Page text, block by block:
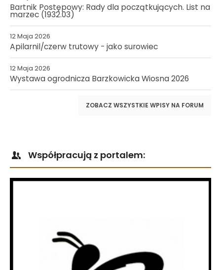
Bartnik Postępowy: Rady dla początkujących. List na
marzec (1932.03)
12 Maja 2026
Apilarnil/czerw trutowy - jako surowiec
12 Maja 2026
Wystawa ogrodnicza Barzkowicka Wiosna 2026
ZOBACZ WSZYSTKIE WPISY NA FORUM
Współpracują z portalem: